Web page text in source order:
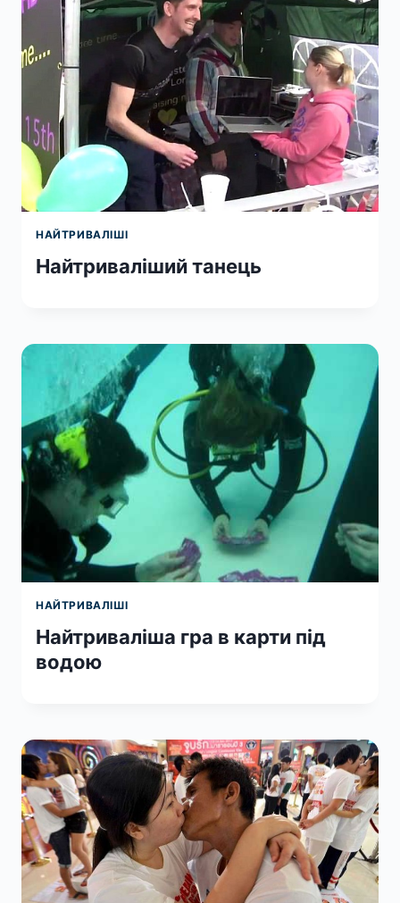
НАЙТРИВАЛІШІ
Найтриваліший танець
НАЙТРИВАЛІШІ
Найтриваліша гра в карти під
водою